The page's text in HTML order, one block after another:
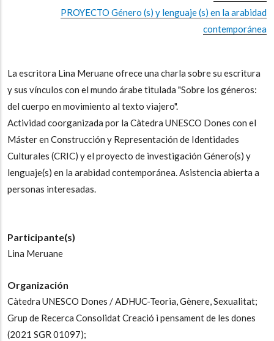
PROYECTO Género (s) y lenguaje (s) en la arabidad
contemporánea
La escritora Lina Meruane ofrece una charla sobre su escritura
y sus vínculos con el mundo árabe titulada "Sobre los géneros:
del cuerpo en movimiento al texto viajero".
Actividad coorganizada por la Càtedra UNESCO Dones con el
Máster en Construcción y Representación de Identidades
Culturales (CRIC) y el proyecto de investigación Género(s) y
lenguaje(s) en la arabidad contemporánea. Asistencia abierta a
personas interesadas.
Participante(s)
Lina Meruane
Organización
Càtedra UNESCO Dones / ADHUC-Teoria, Gènere, Sexualitat;
Grup de Recerca Consolidat Creació i pensament de les dones
(2021 SGR 01097);